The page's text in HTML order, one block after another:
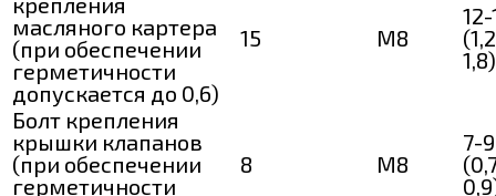
масляного картера
(при обеспечении
герметичности
допускается до 0,6)
15 M8
12-
1,8)
Болт крепления
крышки клапанов
(при обеспечении
герметичности
8 М8
7-9